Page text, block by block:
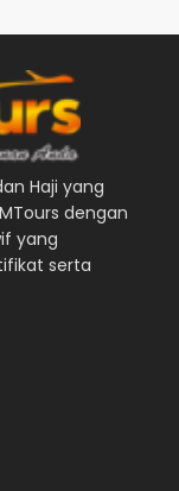
Haji yang
dengan
yang
serta